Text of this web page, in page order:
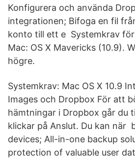
Konfigurera och använda
integrationen; Bifoga en fil
konto till ett e Systemkrav
Mac: OS X Mavericks (10.9).
högre.
Systemkrav: Mac OS X 10.9
Images och Dropbox För att
hämtningar i Dropbox går du
klickar på Anslut. Du kan när
devices; All-in-one backup
protection of valuable user